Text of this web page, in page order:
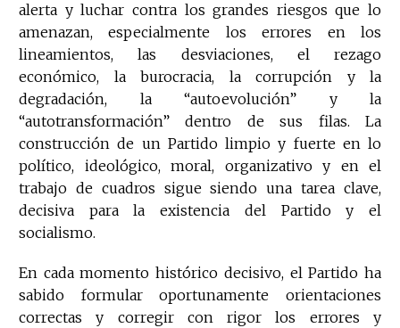
alerta y luchar contra los grandes riesgos que lo
amenazan, especialmente los errores en los
lineamientos, las desviaciones, el rezago
económico, la burocracia, la corrupción y la
degradación, la “autoevolución” y la
“autotransformación” dentro de sus filas. La
construcción de un Partido limpio y fuerte en lo
político, ideológico, moral, organizativo y en el
trabajo de cuadros sigue siendo una tarea clave,
decisiva para la existencia del Partido y el
socialismo.
En cada momento histórico decisivo, el Partido ha
sabido formular oportunamente orientaciones
correctas y corregir con rigor los errores y